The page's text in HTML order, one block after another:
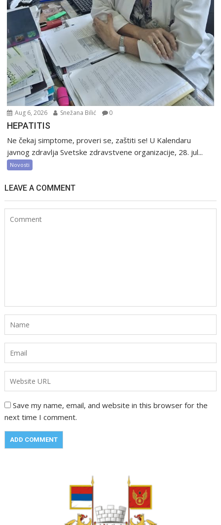
Aug 6, 2026 Snežana Bilić 0
HEPATITIS
Ne čekaj simptome, proveri se, zaštiti se! U Kalendaru
javnog zdravlja Svetske zdravstvene organizacije, 28. jul...
Novosti
LEAVE A COMMENT
Save my name, email, and website in this browser for the
next time I comment.